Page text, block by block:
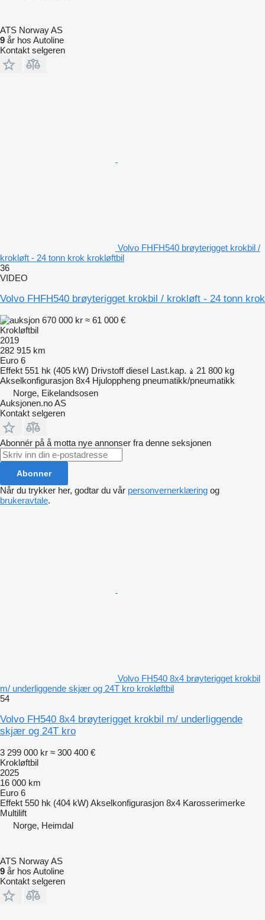
ATS Norway AS
9 år hos Autoline
Kontakt selgeren
Volvo FHFH540 brøyterigget krokbil /
krokløft - 24 tonn krok krokløftbil
36
VIDEO
Volvo FHFH540 brøyterigget krokbil / krokløft - 24 tonn krok
670 000 kr ≈ 61 000 €
Krokløftbil
2019
282 915 km
Euro 6
Effekt 551 hk (405 kW) Drivstoff diesel Last.kap.
21 800 kg
Akselkonfigurasjon 8x4 Hjuloppheng pneumatikk/pneumatikk
Norge, Eikelandsosen
Auksjonen.no AS
Kontakt selgeren
Abonnér på å motta nye annonser fra denne seksjonen
Abonner
Når du trykker her, godtar du vår personvernerklæring og
brukeravtale.
Volvo FH540 8x4 brøyterigget krokbil
m/ underliggende skjær og 24T kro krokløftbil
54
Volvo FH540 8x4 brøyterigget krokbil m/ underliggende
skjær og 24T kro
3 299 000 kr ≈ 300 400 €
Krokløftbil
2025
16 000 km
Euro 6
Effekt 550 hk (404 kW) Akselkonfigurasjon 8x4 Karosserimerke
Multilift
Norge, Heimdal
ATS Norway AS
9 år hos Autoline
Kontakt selgeren